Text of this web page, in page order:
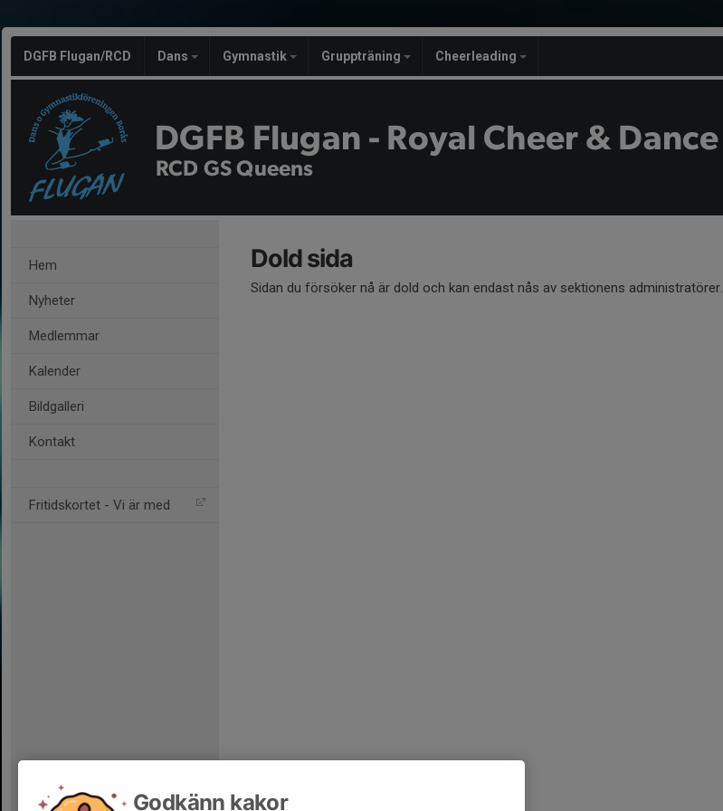
DGFB Flugan/RCD Dans Gymnastik Gruppträning Cheerleading
DGFB Flugan - Royal Cheer & Dance
RCD GS Queens
Hem
Nyheter
Medlemmar
Kalender
Bildgalleri
Kontakt
Fritidskortet - Vi är med
Dold sida
Sidan du försöker nå är dold och kan endast nås av sektionens administratörer.
Godkänn kakor